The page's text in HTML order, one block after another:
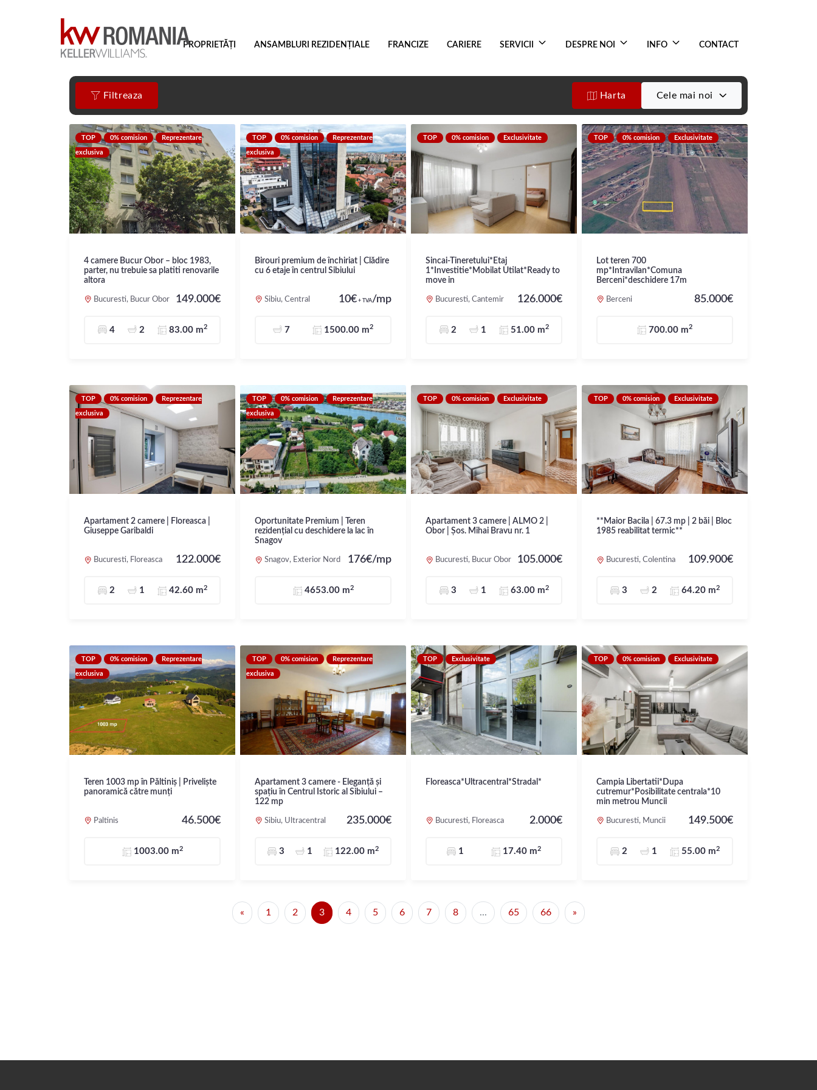
PROPRIETĂȚI ANSAMBLURI REZIDENŢIALE FRANCIZE CARIERE SERVICII DESPRE NOI INFO CONTACT
Filtreaza Harta Cele mai noi
TOP 0% comision Reprezentare
exclusiva
4 camere Bucur Obor – bloc 1983,
parter, nu trebuie sa platiti renovarile
altora
Bucuresti, Bucur Obor 149.000€
4 2 83.00 m2
TOP 0% comision Reprezentare
exclusiva
Birouri premium de închiriat | Clădire
cu 6 etaje în centrul Sibiului
Sibiu, Central 10€ + TVA/mp
7 1500.00 m2
TOP 0% comision Exclusivitate
Sincai-Tineretului*Etaj
1*Investitie*Mobilat Utilat*Ready to
move in
Bucuresti, Cantemir 126.000€
2 1 51.00 m2
TOP 0% comision Exclusivitate
Lot teren 700
mp*Intravilan*Comuna
Berceni*deschidere 17m
Berceni 85.000€
700.00 m2
TOP 0% comision Reprezentare
exclusiva
Apartament 2 camere | Floreasca |
Giuseppe Garibaldi
Bucuresti, Floreasca 122.000€
2 1 42.60 m2
TOP 0% comision Reprezentare
exclusiva
Oportunitate Premium | Teren
rezidențial cu deschidere la lac în
Snagov
Snagov, Exterior Nord 176€/mp
4653.00 m2
TOP 0% comision Exclusivitate
Apartament 3 camere | ALMO 2 |
Obor | Șos. Mihai Bravu nr. 1
Bucuresti, Bucur Obor 105.000€
3 1 63.00 m2
TOP 0% comision Exclusivitate
**Maior Bacila | 67.3 mp | 2 băi | Bloc
1985 reabilitat termic**
Bucuresti, Colentina 109.900€
3 2 64.20 m2
TOP 0% comision Reprezentare
exclusiva
Teren 1003 mp în Păltiniș | Priveliște
panoramică către munți
Paltinis 46.500€
1003.00 m2
TOP 0% comision Reprezentare
exclusiva
Apartament 3 camere - Eleganță și
spațiu în Centrul Istoric al Sibiului –
122 mp
Sibiu, Ultracentral 235.000€
3 1 122.00 m2
TOP Exclusivitate
Floreasca*Ultracentral*Stradal*
Bucuresti, Floreasca 2.000€
1 17.40 m2
TOP 0% comision Exclusivitate
Campia Libertatii*Dupa
cutremur*Posibilitate centrala*10
min metrou Muncii
Bucuresti, Muncii 149.500€
2 1 55.00 m2
« 1 2 3 4 5 6 7 8 ... 65 66 »